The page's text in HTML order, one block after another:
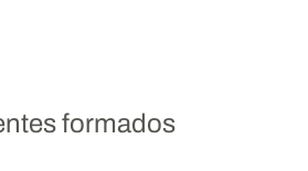
formados